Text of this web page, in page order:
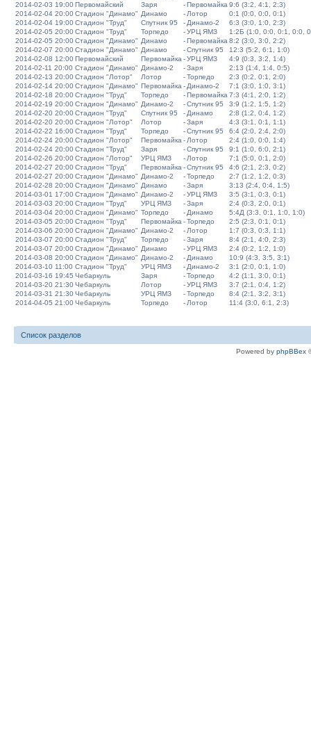
2014-02-03 19:00Первомайский Заря -Первомайка 9:6 (3:2, 4:1, 2:3)
2014-02-04 20:00Стадион "Динамо" Динамо - Лотор
0:1 (0:0, 0:0, 0:1)
2014-02-04 19:00Стадион "Труд" Спутник 95 - Динамо-2
6:3 (3:0, 1:0, 2:3)
2014-02-05 20:00Стадион "Труд" Торпедо -УРЦ ЯМЗ
1:2Б (1:0, 0:0, 0:1, 0:0,
2014-02-05 20:00Стадион "Динамо" Динамо -Первомайка 8:2 (3:0, 3:0, 2:2)
2014-02-07 20:00Стадион "Динамо" Динамо -Спутник 95
12:3 (5:2, 6:1, 1:0)
2014-02-08 12:00Первомайский Первомайка -УРЦ ЯМЗ
4:9 (0:3, 3:2, 1:4)
2014-02-11 20:00 Стадион "Динамо" Динамо-2 -Заря
2:13 (1:4, 1:4, 0:5)
2014-02-13 20:00Стадион "Лотор" Лотор -Торпедо
2:3 (0:2, 0:1, 2:0)
2014-02-14 20:00Стадион "Динамо" Первомайка - Динамо-2
7:1 (3:0, 1:0, 3:1)
2014-02-18 20:00Стадион "Труд" Торпедо -Первомайка 7:3 (4:1, 2:0, 1:2)
2014-02-19 20:00Стадион "Динамо" Динамо-2 -Спутник 95
3:9 (1:2, 1:5, 1:2)
2014-02-20 20:00Стадион "Труд" Спутник 95 - Динамо
2:8 (1:2, 0:4, 1:2)
2014-02-20 20:00Стадион "Лотор" Лотор -Заря
4:3 (3:1, 0:1, 1:1)
2014-02-22 16:00Стадион "Труд" Торпедо -Спутник 95
6:4 (2:0, 2:4, 2:0)
2014-02-24 20:00Стадион "Лотор" Первомайка - Лотор
2:4 (1:0, 0:0, 1:4)
2014-02-24 20:00Стадион "Труд" Заря -Спутник 95
9:1 (1:0, 6:0, 2:1)
2014-02-26 20:00Стадион "Лотор" УРЦ ЯМЗ - Лотор
7:1 (5:0, 0:1, 2:0)
2014-02-27 20:00Стадион "Труд" Первомайка -Спутник 95
4:6 (2:1, 2:3, 0:2)
2014-02-27 20:00Стадион "Динамо" Динамо-2 -Торпедо
2:7 (1:2, 1:2, 0:3)
2014-02-28 20:00Стадион "Динамо" Динамо -Заря
3:13 (2:4, 0:4, 1:5)
2014-03-01 17:00Стадион "Динамо" Динамо-2 -УРЦ ЯМЗ
3:5 (3:1, 0:3, 0:1)
2014-03-03 20:00Стадион "Труд" УРЦ ЯМЗ -Заря
2:4 (0:3, 2:0, 0:1)
2014-03-04 20:00Стадион "Динамо" Торпедо - Динамо
5:4Д (3:3, 0:1, 1:0, 1:0)
2014-03-05 20:00Стадион "Труд" Первомайка -Торпедо
2:5 (2:3, 0:1, 0:1)
2014-03-06 20:00Стадион "Динамо" Динамо-2 - Лотор
1:7 (0:3, 0:3, 1:1)
2014-03-07 20:00Стадион "Труд" Торпедо -Заря
8:4 (2:1, 4:0, 2:3)
2014-03-07 20:00Стадион "Динамо" Динамо -УРЦ ЯМЗ
2:4 (0:2, 1:2, 1:0)
2014-03-08 20:00Стадион "Динамо" Динамо-2 - Динамо
10:9 (4:3, 3:5, 3:1)
2014-03-10 11:00 Стадион "Труд" УРЦ ЯМЗ - Динамо-2
3:1 (2:0, 0:1, 1:0)
2014-03-16 19:45 Чебаркуль Заря -Торпедо
4:2 (1:1, 3:0, 0:1)
2014-03-20 21:30Чебаркуль Лотор -УРЦ ЯМЗ
3:7 (2:1, 0:4, 1:2)
2014-03-31 21:30Чебаркуль УРЦ ЯМЗ -Торпедо
8:4 (2:1, 3:2, 3:1)
2014-04-05 21:00Чебаркуль Торпедо - Лотор 11:4 (3:0, 6:1, 2:3)
Список разделов
Powered by phpBBex